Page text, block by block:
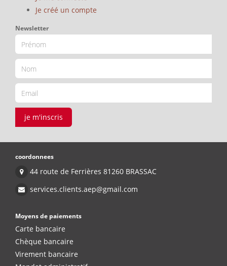
Je créé un compte
Newsletter
je m'inscris
coordonnees
44 route de Ferrières 81260 BRASSAC
services.clients.aep@gmail.com
Moyens de paiements
Carte bancaire
Chèque bancaire
Virement bancaire